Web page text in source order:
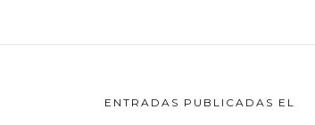
ENTRADAS PUBLICADAS EL